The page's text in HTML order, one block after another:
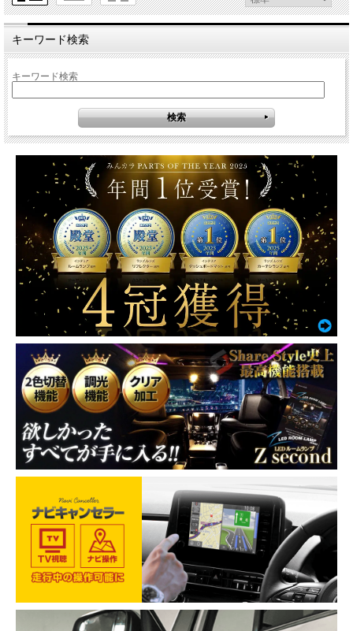
キーワード検索
キーワード検索